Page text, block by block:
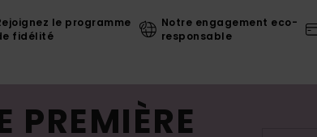
le programme
fidélité
Notre engagement eco-
responsable
PREMIÈRE